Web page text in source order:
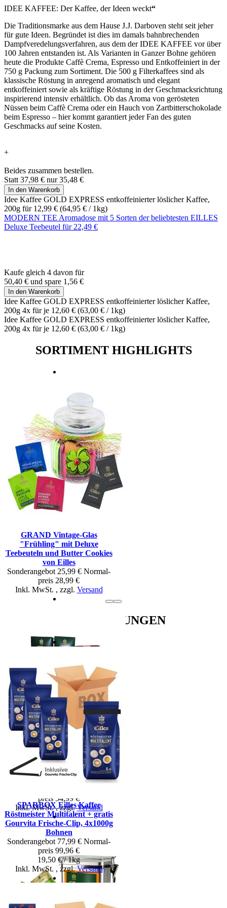
IDEE KAFFEE: Der Kaffee, der Ideen weckt“
Die Traditionsmarke aus dem Hause J.J. Darboven steht seit jeher
für gute Ideen. Begründet ist dies im damals bahnbrechenden
Dampfveredelungsverfahren, aus dem der IDEE KAFFEE vor über
100 Jahren entstanden ist. Als Varianten in Ganzer Bohne gehören
heute die Produkte Caffè Crema, Espresso und Entkoffeiniert in der
750 g Packung zum Sortiment. Die 500 g Filterkaffees sind als
klassische Röstung in anregend aromatisch und elegant
entkoffeiniert sowie als kräftige Röstung in der Geschmacksrichtung
inspirierend intensiv erhältlich. Ob das Aroma von gerösteten
Nüssen beim Caffè Crema oder ein Hauch von Zartbitterschokolade
beim Espresso – hier kommt garantiert jeder Fan des guten
Geschmacks auf seine Kosten.
+
Beides zusammen bestellen.
Statt 37,98 € nur35,48 €
In den Warenkorb
Idee Kaffee GOLD EXPRESS entkoffeinierter löslicher Kaffee,
200g für 12,99 € (64,95 € / 1kg)
MODERN TEE Aromadose mit 5 Sorten der beliebtesten EILLES
Deluxe Teebeutel für 22,49 €
Kaufe gleich 4 davon für
50,40 € und spare 1,56 €
In den Warenkorb
Idee Kaffee GOLD EXPRESS entkoffeinierter löslicher Kaffee,
200g 4x für je 12,60 € (63,00 € / 1kg)
Idee Kaffee GOLD EXPRESS entkoffeinierter löslicher Kaffee,
200g 4x für je 12,60 € (63,00 € / 1kg)
SORTIMENT HIGHLIGHTS
GRAND Vintage-Glas
"Frühling" mit Deluxe
Teebeuteln und Butter Cookies
von Eilles
Sonderangebot 25,99 € Normal­
preis 28,99 €
Inkl. MwSt. , zzgl. Versand
Geschenkkorb EILLES
GENUSSWELT mit Deluxe
Tee, edler Schokolade & Co.
preis 54,99 €
Inkl. MwSt.,zzgl.Versand
EMPFEHLUNGEN
SPARBOX Eilles Kaffee
Röstmeister Multitalent + gratis
Gourvita Frische-Clip, 4x1000g
Bohnen
Sonderangebot 77,99 € Normal­
preis 99,96 €
19,50 € / 1kg
Inkl. MwSt. , zzgl.Versand